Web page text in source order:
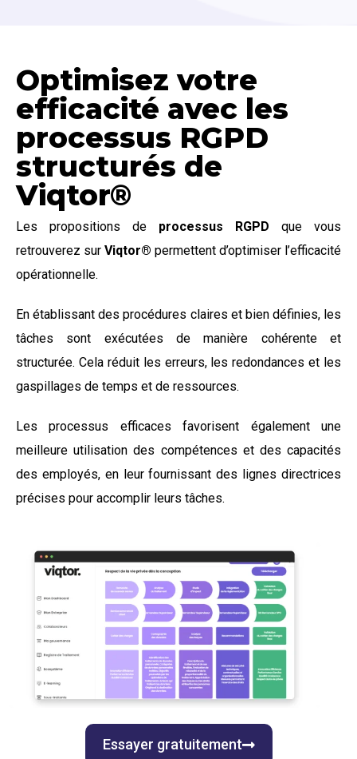
Optimisez votre
efficacité avec les
processus RGPD
structurés de
Viqtor®
Les propositions de processus RGPD que vous
retrouverez sur Viqtor® permettent d’optimiser l’efficacité
opérationnelle.
En établissant des procédures claires et bien définies, les
tâches sont exécutées de manière cohérente et
structurée. Cela réduit les erreurs, les redondances et les
gaspillages de temps et de ressources.
Les processus efficaces favorisent également une
meilleure utilisation des compétences et des capacités
des employés, en leur fournissant des lignes directrices
précises pour accomplir leurs tâches.
Essayer gratuitement